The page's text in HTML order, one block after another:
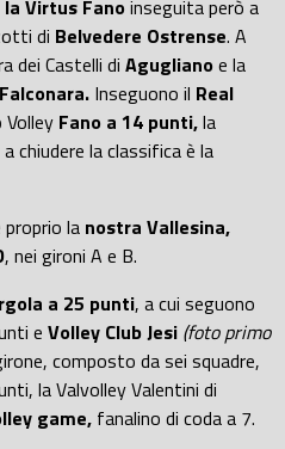
Virtus Fanoinseguita però a
di Belvedere Ostrense. A
dei Castelli di Aguglianoe la
Falconara. Inseguono il Real
Fano a 14 punti,la
chiudere la classifica è la
proprio la nostra Vallesina,
, nei gironi A e B.
a 25 punti, a cui seguono
e Volley Club Jesi (foto primo
composto da sei squadre,
la Valvolley Valentini di
game, fanalino di coda a 7.